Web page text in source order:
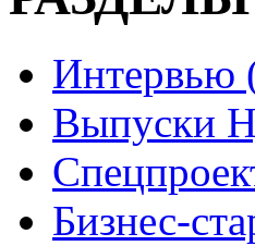
Интервью
Выпуски
Бизнес-